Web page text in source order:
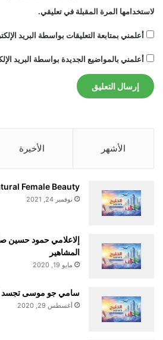
لاستخدامها المرة المقبلة في تعليقي.
أعلمني بمتابعة التعليقات بواسطة البريد
أعلمني بالمواضيع الجديدة بواسطة البريد
الأشهر الأخيرة
Female Beauty
نوفمبر 24, 2021
إلاعلامي حمود حسين
المشاهير
مايو 19, 2020
سامي جو موسى تجسد
أغسطس 29, 2020